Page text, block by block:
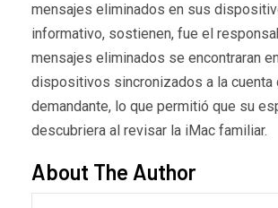
mensajes eliminados en sus
informativo, sostienen, fue el
mensajes eliminados se encontraran
dispositivos sincronizados a la cuenta
demandante, lo que permitió que su
descubriera al revisar la iMac familiar.
About The Author